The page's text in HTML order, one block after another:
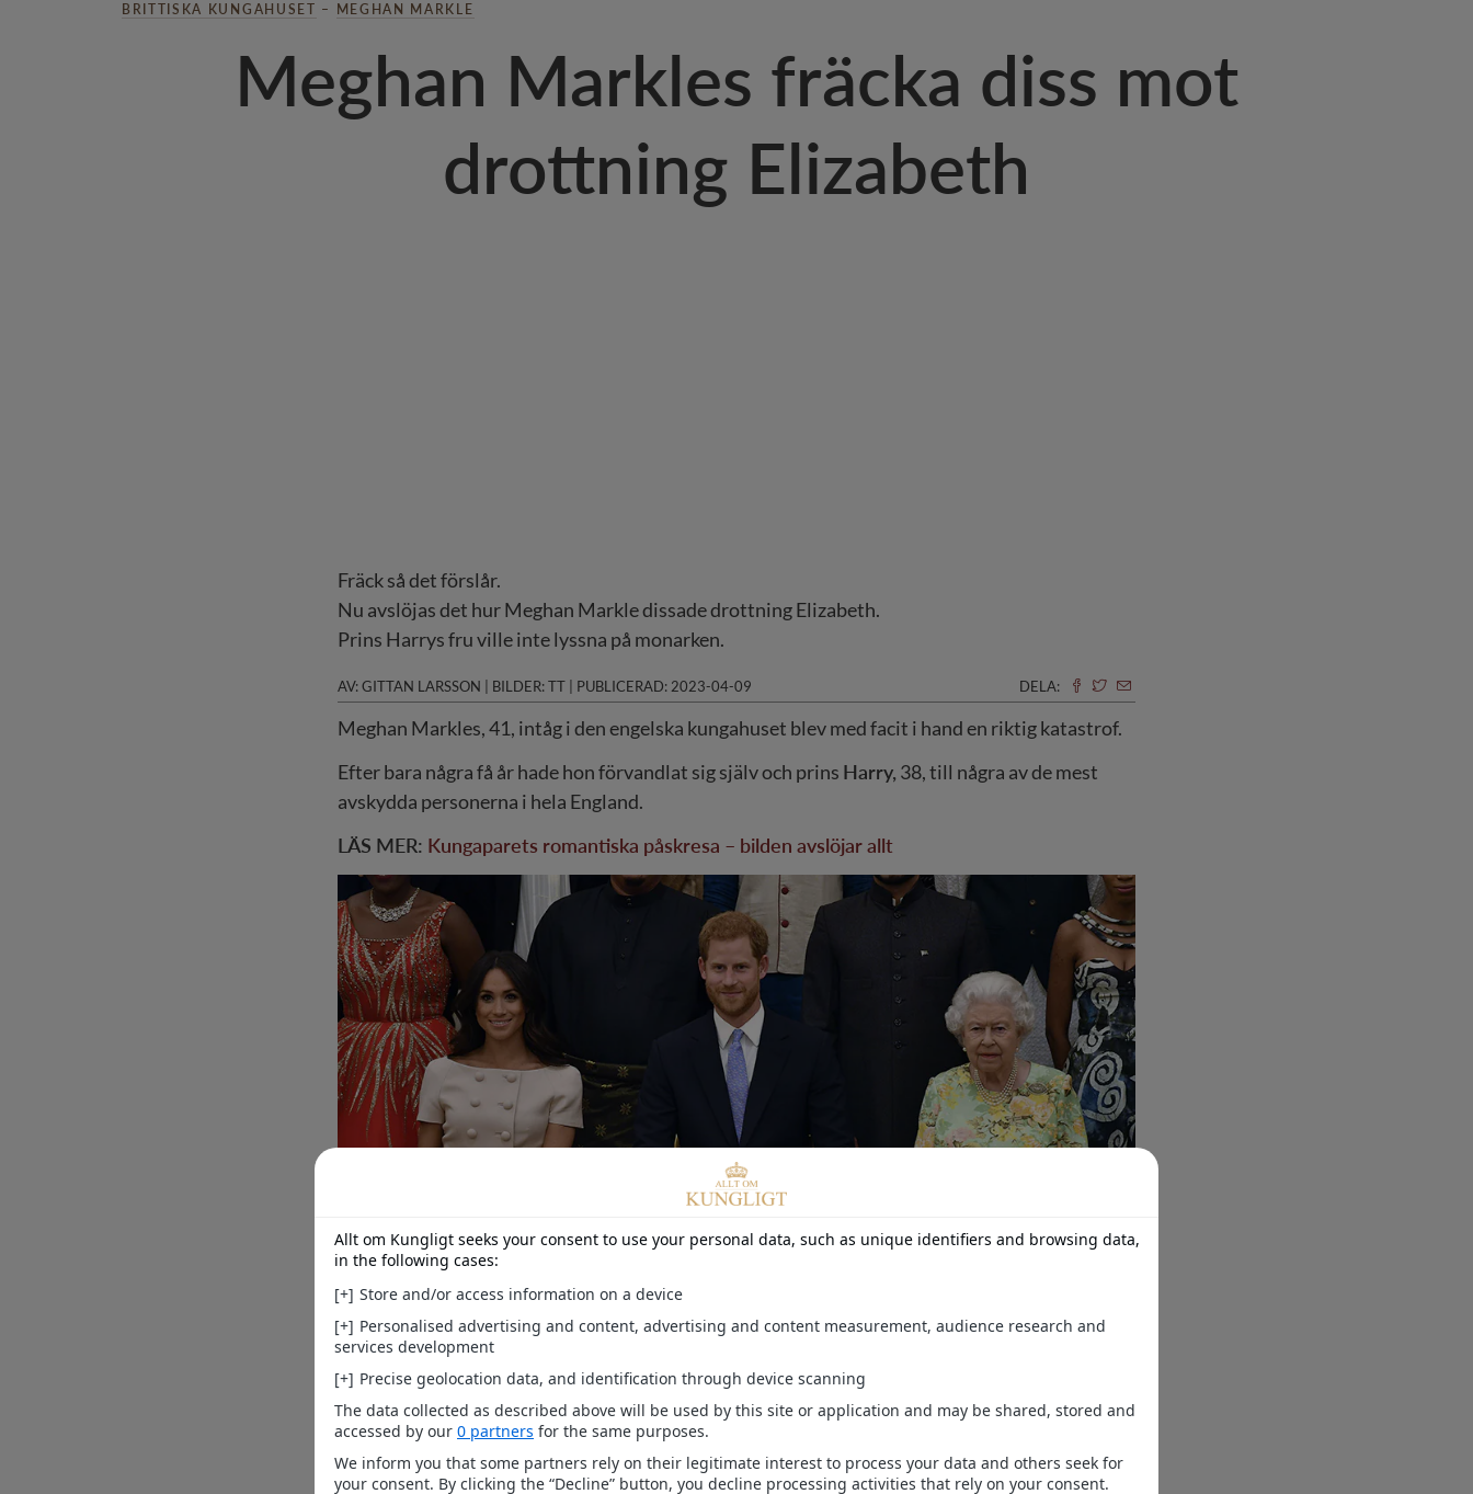
BRITTISKA KUNGAHUSET – MEGHAN MARKLE
Meghan Markles fräcka diss mot
drottning Elizabeth
Fräck så det förslår.
Nu avslöjas det hur Meghan Markle dissade drottning Elizabeth.
Prins Harrys fru ville inte lyssna på monarken.
AV: GITTAN LARSSON BILDER: TT PUBLICERAD: 2023-04-09 DELA:
Meghan Markles, 41, intåg i den engelska kungahuset blev med facit i hand en riktig katastrof.
Efter bara några få år hade hon förvandlat sig själv och prins Harry, 38, till några av de mest
avskydda personerna i hela England.
LÄS MER: Kungaparets romantiska påskresa – bilden avslöjar allt
Nu rapporteras det hur Meghan Markle dissade drottning Elizabeth. Bild; TT